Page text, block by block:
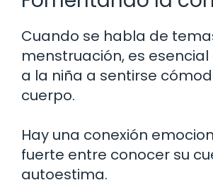
Cuando se habla de
menstruación, es
a la niña a sentirse
cuerpo.
Hay una conexión
fuerte entre conocer su
autoestima.